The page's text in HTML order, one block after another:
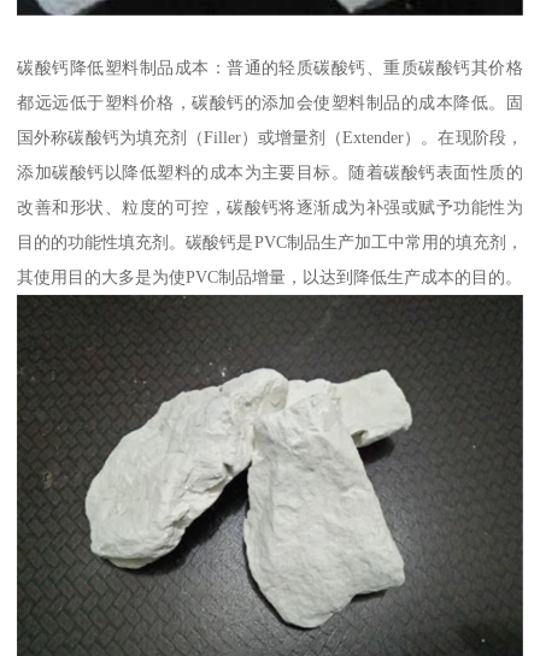
碳酸钙降低塑料制品成本：普通的轻质碳酸钙、重质碳酸钙其价格
都远远低于塑料价格，碳酸钙的添加会使塑料制品的成本降低。固
国外称碳酸钙为填充剂（Filler）或增量剂（Extender）。在现阶段，
添加碳酸钙以降低塑料的成本为主要目标。随着碳酸钙表面性质的
改善和形状、粒度的可控，碳酸钙将逐渐成为补强或赋予功能性为
目的的功能性填充剂。碳酸钙是PVC制品生产加工中常用的填充剂，
其使用目的大多是为使PVC制品增量，以达到降低生产成本的目的。